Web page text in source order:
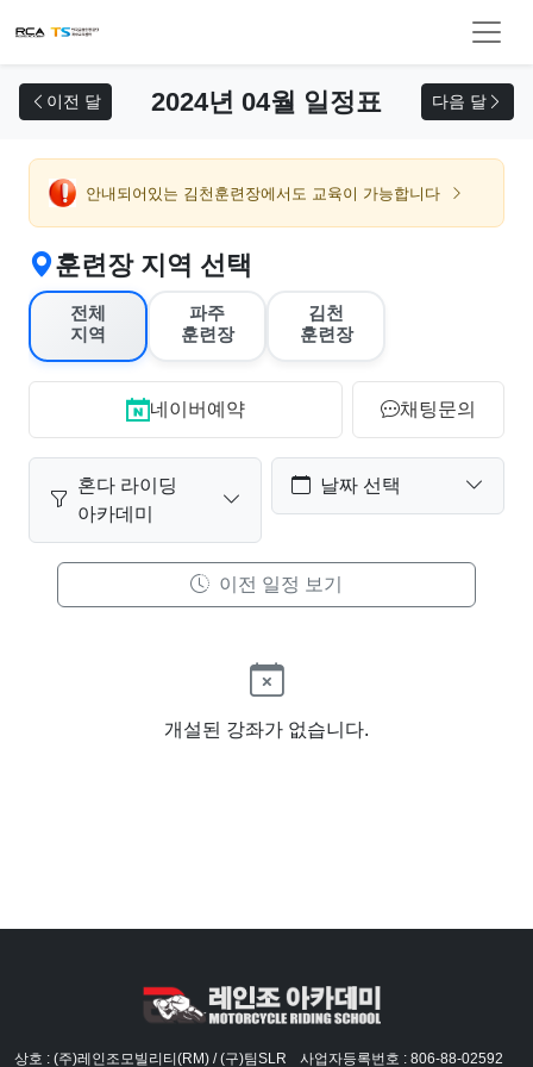
이전 달 2024년 04월 일정표 다음 달
안내되어있는 김천훈련장에서도 교육이 가능합니다
훈련장 지역 선택
전체
지역
파주
훈련장
김천
훈련장
네이버예약 채팅문의
혼다 라이딩
아카데미
날짜 선택
이전 일정 보기
개설된 강좌가 없습니다.
상호 : (주)레인조모빌리티(RM) / (구)팀SLR 사업자등록번호 : 806-88-02592